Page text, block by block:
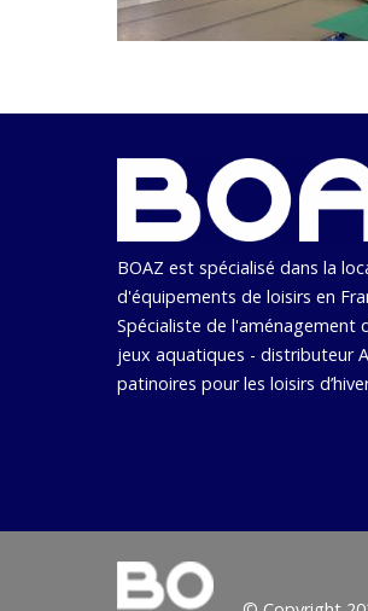
BOAZ est spécialisé dans la
d'équipements de loisirs en
Spécialiste de l'aménagement
jeux aquatiques - distributeur
patinoires pour les loisirs